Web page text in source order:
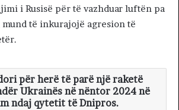
i Rusisë për të vazhduar luftën pa
mund të inkurajojë agresion të
për herë të parë një raketë
Ukrainës në nëntor 2024 në
ndaj qytetit të Dnipros.